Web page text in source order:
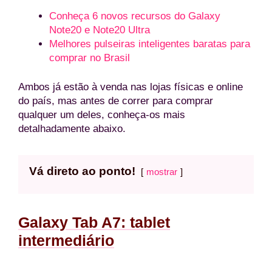
Conheça 6 novos recursos do Galaxy
Note20 e Note20 Ultra
Melhores pulseiras inteligentes baratas para
comprar no Brasil
Ambos já estão à venda nas lojas físicas e online
do país, mas antes de correr para comprar
qualquer um deles, conheça-os mais
detalhadamente abaixo.
Vá direto ao ponto! mostrar
Galaxy Tab A7: tablet
intermediário